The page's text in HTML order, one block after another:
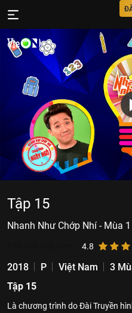
Tập 15
Nhanh Như Chớp Nhí - Mùa 1
4.8
2018 P Việt Nam
3
Tập 15
Là chương trình do Đài Truyền